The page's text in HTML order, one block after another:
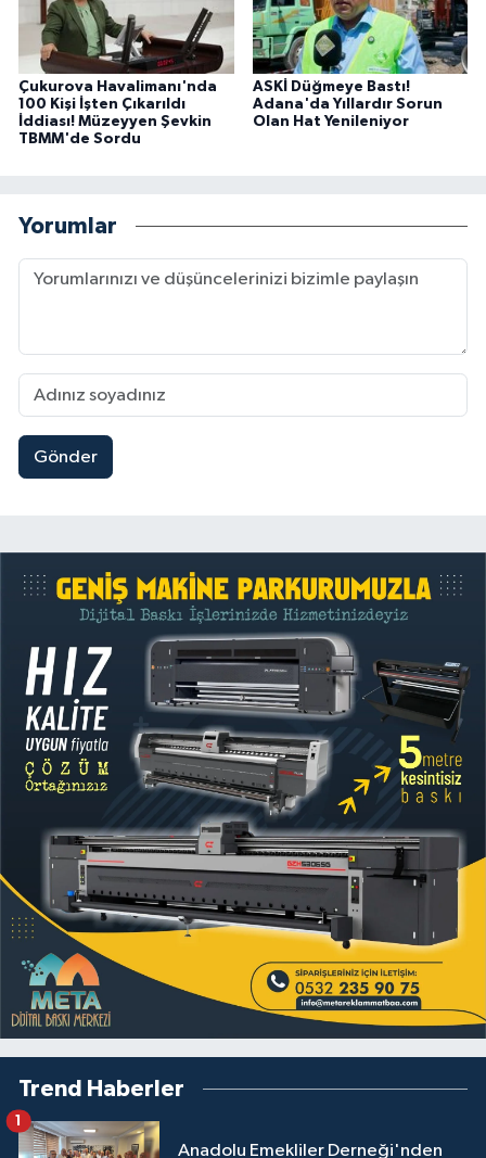
Çukurova Havalimanı'nda
100 Kişi İşten Çıkarıldı
İddiası! Müzeyyen Şevkin
TBMM'de Sordu
ASKİ Düğmeye Bastı!
Adana'da Yıllardır Sorun
Olan Hat Yenileniyor
Yorumlar
Gönder
Trend Haberler
Anadolu Emekliler Derneği'nden
1